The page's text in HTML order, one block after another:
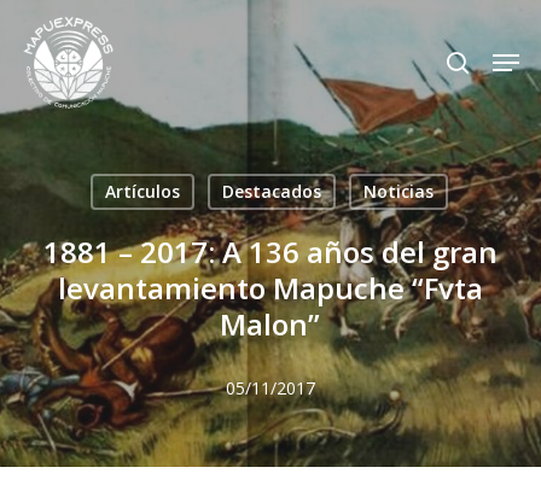
main
content
search
Artículos Destacados Noticias
1881 – 2017: A 136 años del gran
levantamiento Mapuche “Fvta
Malon”
05/11/2017
Close
Menu